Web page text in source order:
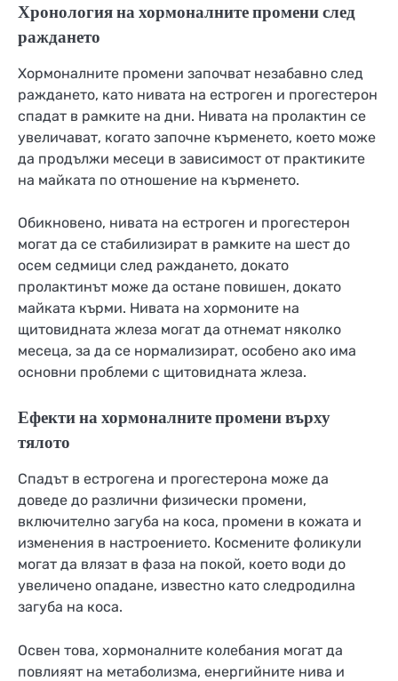
Хронология на хормоналните промени след
раждането
Хормоналните промени започват незабавно след
раждането, като нивата на естроген и прогестерон
спадат в рамките на дни. Нивата на пролактин се
увеличават, когато започне кърменето, което може
да продължи месеци в зависимост от практиките
на майката по отношение на кърменето.
Обикновено, нивата на естроген и прогестерон
могат да се стабилизират в рамките на шест до
осем седмици след раждането, докато
пролактинът може да остане повишен, докато
майката кърми. Нивата на хормоните на
щитовидната жлеза могат да отнемат няколко
месеца, за да се нормализират, особено ако има
основни проблеми с щитовидната жлеза.
Ефекти на хормоналните промени върху
тялото
Спадът в естрогена и прогестерона може да
доведе до различни физически промени,
включително загуба на коса, промени в кожата и
изменения в настроението. Космените фоликули
могат да влязат в фаза на покой, което води до
увеличено опадане, известно като следродилна
загуба на коса.
Освен това, хормоналните колебания могат да
повлияят на метаболизма, енергийните нива и